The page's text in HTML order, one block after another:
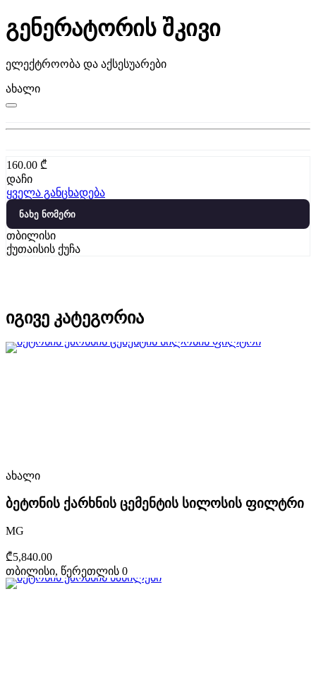
გენერატორის შკივი
ელექტროობა და აქსესუარები
ახალი
160.00 ₾
დაჩი
ყველა განცხადება
ნახე ნომერი
თბილისი
ქუთაისის ქუჩა
იგივე კატეგორია
ახალი
ბეტონის ქარხნის ცემენტის სილოსის ფილტრი
MG
₾5,840.00
თბილისი, წერეთლის 0